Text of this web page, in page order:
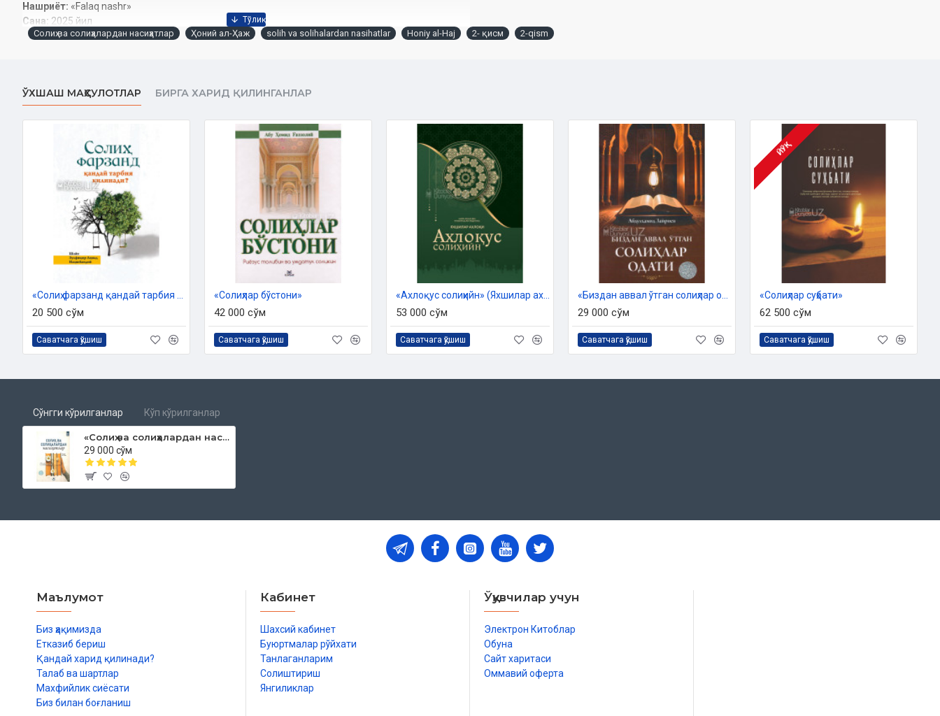
Нашриёт: «Falaq nashr»
Сана: 2025 йил
Ҳажми:112 бет
Ўзбекистон Республикаси Дин ишлари бўйича қўмитасининг 2025 йил 4 февралдаги №03-
07/703-сонли хулосаси асосида нашрга тайёрланди.
МУНДАРИЖА
Суфён ибн Уяйна раҳимаҳуллоҳнинг насиҳатлари
Розиликнинг чегараси
Динда пешволикка сабр билан, кучли ишонч билан етилади
Ўзингни, оилангни ташлаб қўйиш зоҳидлик эмас
Илм тавозегa ундайди
Уч кун
Зоҳид одам мол-дунёнинг келиб-кетишига парво қилмайди
Кибрдан сақланинг
Сабр ва ўлимни кутиш
Машҳур бўлишдан қочган инсонни Аллоҳ яхшилик билан машҳур килади
Ҳақиқий зухд
Ҳикмат йўли
Сени ким кўришини хоҳлаган бўлсанг, мукофотингни ўшалардан олгин
Солиҳ ва солиҳалардан насиҳатлар Ҳоний ал-Ҳаж solih va solihalardan nasihatlar Honiy al-Haj 2- қисм 2-qism
ЎХШАШ МАҲСУЛОТЛАР БИРГА ХАРИД ҚИЛИНГАНЛАР
20 500 сўм
Саватчага қўшиш
«Солиҳлар бўстони»
42 000 сўм
Саватчага қўшиш
53 000 сўм
Саватчага қўшиш
29 000 сўм
Саватчага қўшиш
ЙЎҚ
«Солиҳлар суҳбати»
62 500 сўм
Саватчага қўшиш
Сўнгги кўрилганлар Кўп кўрилганлар
«Солиҳ ва солиҳалардан насиҳатлар» 2- қисм
29 000 сўм
Маълумот
Биз ҳақимизда
Етказиб бериш
Қандай харид қилинади?
Талаб ва шартлар
Махфийлик сиёсати
Биз билан боғланиш
Кабинет
Шахсий кабинет
Буюртмалар рўйхати
Танлаганларим
Солиштириш
Янгиликлар
Ўқувчилар учун
Электрон Китоблар
Обуна
Сайт харитаси
Оммавий оферта